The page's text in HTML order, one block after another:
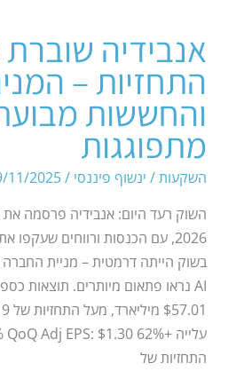
אנבידיה
התחזיות –
מתפוגגות
השקעות/ ינשוף פיננסי /
11/2025
השוק רעד היום: אנבידיה פרסמה את
2026, עם הכנסות ורווחים שעקפו
בשוק הייתה דרמטית – מניית
$57.01 מיליארד, מעל התחזיות של $55.19 מיליארד
התחזיות של